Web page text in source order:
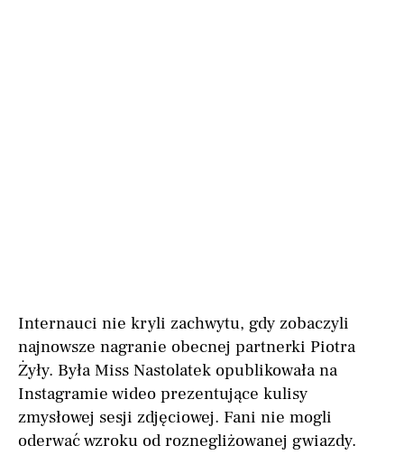
Internauci nie kryli zachwytu, gdy zobaczyli
najnowsze nagranie obecnej partnerki Piotra
Żyły. Była Miss Nastolatek opublikowała na
Instagramie wideo prezentujące kulisy
zmysłowej sesji zdjęciowej. Fani nie mogli
oderwać wzroku od roznegliżowanej gwiazdy.